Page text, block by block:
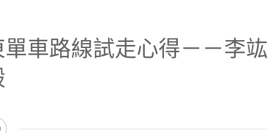
單車路線試走心得－－李竑